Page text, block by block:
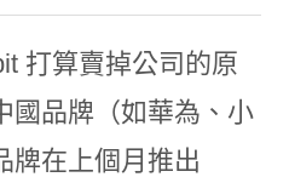
打算賣掉公司的原
國品牌（如華為、小
牌在上個月推出